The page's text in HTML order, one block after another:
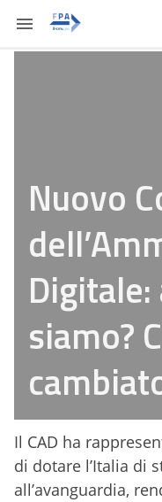
Nuovo
siamo?
Il CAD ha
di dotare l’Italia di
all’avanguardia,